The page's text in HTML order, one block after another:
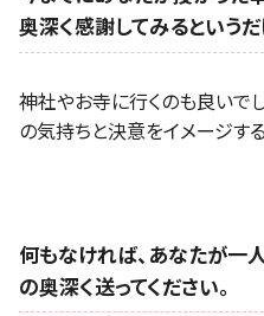
奥深く感謝してみるというだ
神社やお寺に行くのも良いで
の気持ちと決意をイメージす
何もなければ、あなたが一
の奥深く送ってください。